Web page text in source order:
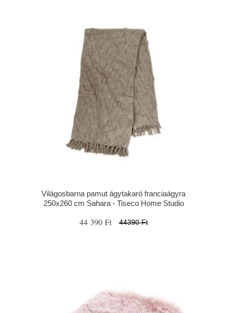
Világosbarna pamut ágytakaró franciaágyra
250x260 cm Sahara - Tiseco Home Studio
44 390 Ft 44390 Ft